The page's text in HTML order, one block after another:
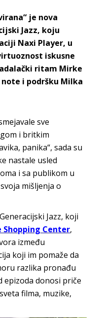
je nova
Jazz, koju
Naxi Player, u
iskusne
ritam Mirke
i podršku Milka
sve
i britkim
panika“, sada su
nastale usled
i sa publikom u
mišljenja o
Jazz, koji
Shopping Center,
između
koji im pomaže da
razlika pronađu
epizoda donosi priče
filma, muzike,